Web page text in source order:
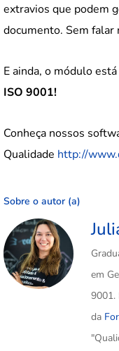
extravios que podem
documento. Sem falar
E ainda, o módulo
ISO 9001!
Conheça nossos
Qualidade http://
Sobre o autor (a)
em
9001.
da